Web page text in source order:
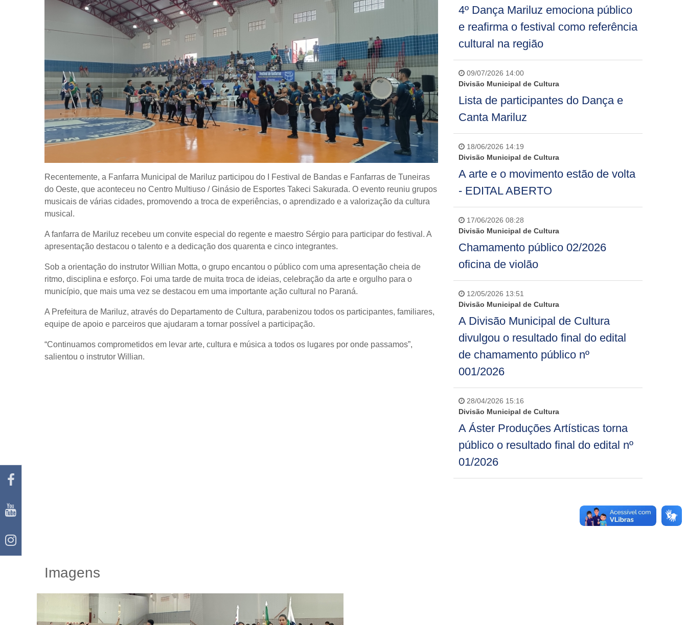
Recentemente, a Fanfarra Municipal de Mariluz participou do I Festival de Bandas e Fanfarras de Tuneiras
do Oeste, que aconteceu no Centro Multiuso / Ginásio de Esportes Takeci Sakurada. O evento reuniu grupos
musicais de várias cidades, promovendo a troca de experiências, o aprendizado e a valorização da cultura
musical.
A fanfarra de Mariluz recebeu um convite especial do regente e maestro Sérgio para participar do festival. A
apresentação destacou o talento e a dedicação dos quarenta e cinco integrantes.
Sob a orientação do instrutor Willian Motta, o grupo encantou o público com uma apresentação cheia de
ritmo, disciplina e esforço. Foi uma tarde de muita troca de ideias, celebração da arte e orgulho para o
município, que mais uma vez se destacou em uma importante ação cultural no Paraná.
A Prefeitura de Mariluz, através do Departamento de Cultura, parabenizou todos os participantes, familiares,
equipe de apoio e parceiros que ajudaram a tornar possível a participação.
“Continuamos comprometidos em levar arte, cultura e música a todos os lugares por onde passamos”,
salientou o instrutor Willian.
Imagens
4º Dança Mariluz emociona público
e reafirma o festival como referência
cultural na região
09/07/2026 14:00
Divisão Municipal de Cultura
Lista de participantes do Dança e
Canta Mariluz
18/06/2026 14:19
Divisão Municipal de Cultura
A arte e o movimento estão de volta
- EDITAL ABERTO
17/06/2026 08:28
Divisão Municipal de Cultura
Chamamento público 02/2026
oficina de violão
12/05/2026 13:51
Divisão Municipal de Cultura
A Divisão Municipal de Cultura
divulgou o resultado final do edital
de chamamento público nº
001/2026
28/04/2026 15:16
Divisão Municipal de Cultura
A Áster Produções Artísticas torna
público o resultado final do edital nº
01/2026